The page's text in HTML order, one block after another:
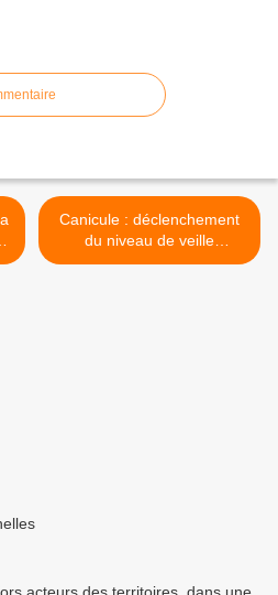
-
Canicule : déclenchement
du niveau de veille
saisonnière du plan national